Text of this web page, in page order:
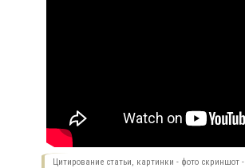
Цитирование статьи, картинки - фото скриншот -